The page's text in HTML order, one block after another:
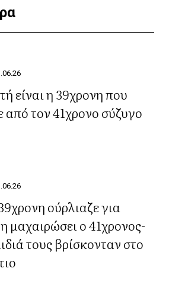
είναι η 39χρονη που
τον 41χρονο σύζυγο
ούρλιαζε για
μαχαιρώσει ο 41χρονος-
τους βρίσκονταν στο